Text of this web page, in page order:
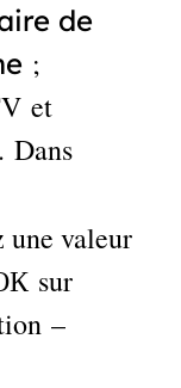
de
;
et
Dans
une valeur
sur
–